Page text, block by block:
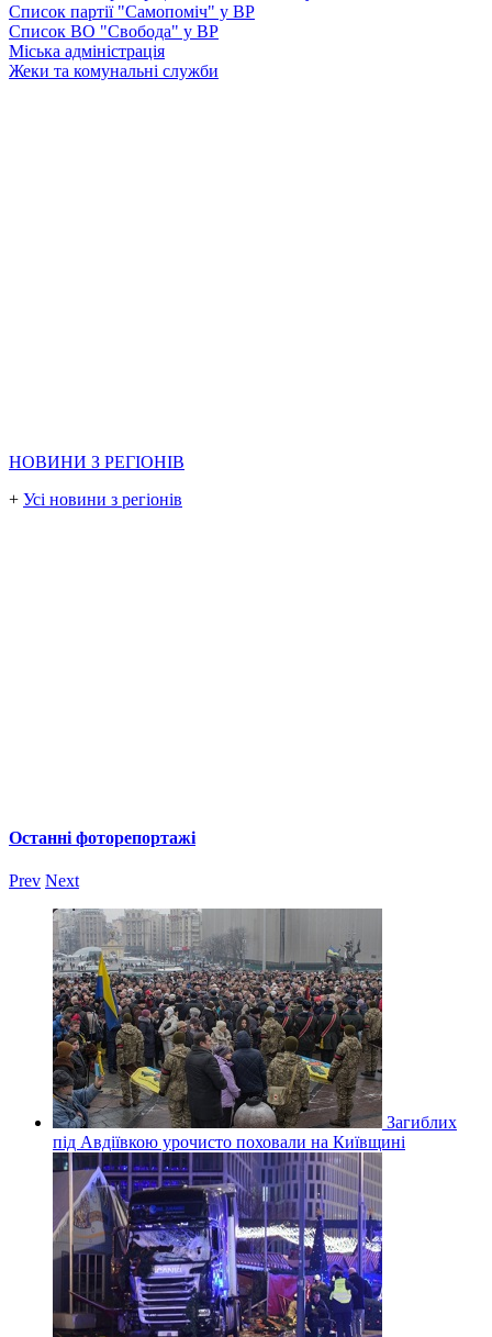
Список партії "Самопоміч" у ВР
Список ВО "Свобода" у ВР
Міська адміністрація
Жеки та комунальні служби
НОВИНИ З РЕГІОНІВ
+ Усі новини з регіонів
Останні фоторепортажі
Prev Next
Загиблих
під Авдіївкою урочисто поховали на Київщині